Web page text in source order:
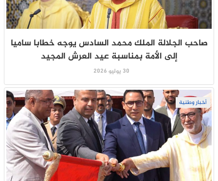
صاحب الجلالة الملك محمد السادس يوجه خطابا ساميا
إلى الأمة بمناسبة عيد العرش المجيد
30 يوليو 2026
أخبار وطنية